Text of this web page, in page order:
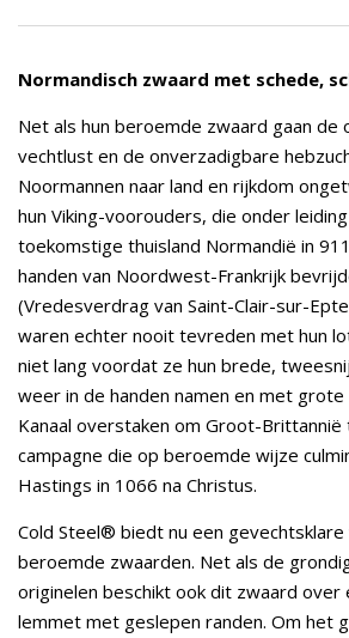
Normandisch zwaard met schede,
Net als hun beroemde zwaard gaan de
vechtlust en de onverzadigbare
Noormannen naar land en rijkdom
hun Viking-voorouders, die onder
toekomstige thuisland Normandië in
handen van Noordwest-Frankrijk
(Vredesverdrag van Saint-Clair-sur-
waren echter nooit tevreden met hun
niet lang voordat ze hun brede,
weer in de handen namen en met
Kanaal overstaken om Groot-
campagne die op beroemde wijze
Hastings in 1066 na Christus.
Cold Steel® biedt nu een
beroemde zwaarden. Net als de
originelen beschikt ook dit zwaard over
lemmet met geslepen randen. Om het